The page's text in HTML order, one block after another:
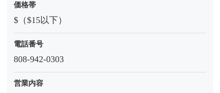
価格帯
$（$15以下）
電話番号
808-942-0303
営業内容